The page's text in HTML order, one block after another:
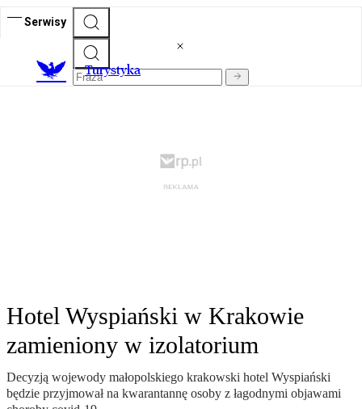
Serwisy
Turystyka
Hotel Wyspiański w Krakowie
zamieniony w izolatorium
Decyzją wojewody małopolskiego krakowski hotel Wyspiański
będzie przyjmował na kwarantannę osoby z łagodnymi objawami